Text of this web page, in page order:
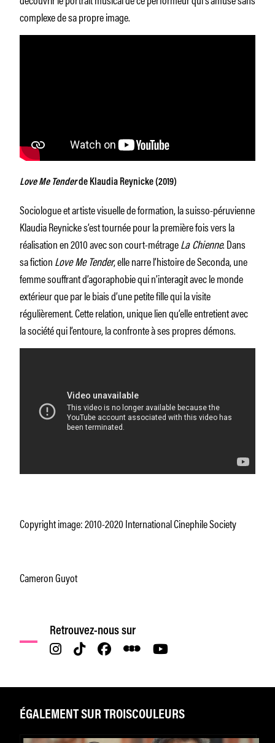
complexe de sa propre image.
Love Me Tenderde Klaudia Reynicke (2019)
Sociologue et artiste visuelle de formation, la suisso-péruvienne
Klaudia Reynicke s’est tournée pour la première fois vers la
réalisation en 2010 avec son court-métrageLa Chienne. Dans
sa fictionLove Me Tender, elle narre l’histoire de Seconda, une
femme souffrant d’agoraphobie qui n’interagit avec le monde
extérieur que par le biais d’une petite fille qui la visite
régulièrement. Cette relation, unique lien qu’elle entretient avec
la société qui l’entoure, la confronte à ses propres démons.
Copyright image: 2010-2020 International Cinephile Society
Cameron Guyot
Retrouvez-nous sur
ÉGALEMENT SUR TROISCOULEURS